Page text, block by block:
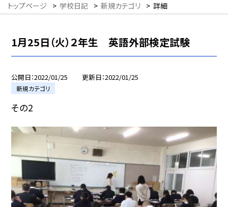
トップページ > 学校日記 > 新規カテゴリ > 詳細
1月25日（火）２年生 英語外部検定試験
公開日 2022/01/25 更新日 2022/01/25
新規カテゴリ
その2